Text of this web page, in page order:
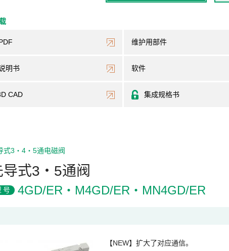
维护用部件
明书 软件
CAD 集成规格书
式3・4・5通电磁阀
导式3・5通阀
号 4GD/ER・M4GD/ER・MN4GD/ER
【NEW】扩大了对应通信。